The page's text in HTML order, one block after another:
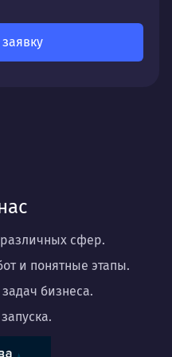
сфер.
и понятные этапы.
бизнеса.